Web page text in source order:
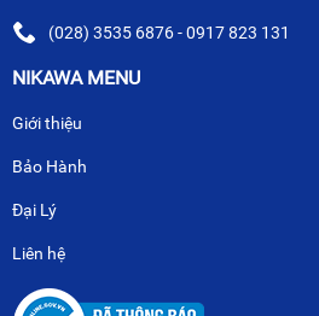
(028) 3535 6876 - 0917 823 131
NIKAWA MENU
Giới thiệu
Bảo Hành
Đại Lý
Liên hệ